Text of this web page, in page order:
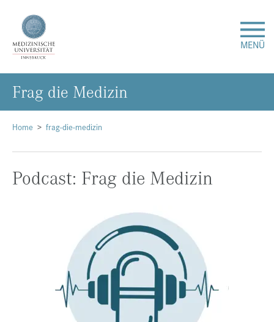
MENÜ
Forschung
Studium & Lehre
Internationales
Presse
Home frag-die-medizin
Podcast: Frag die Medizin
Frag die Me­di­zin